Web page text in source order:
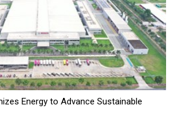
Energy to Advance Sustainable